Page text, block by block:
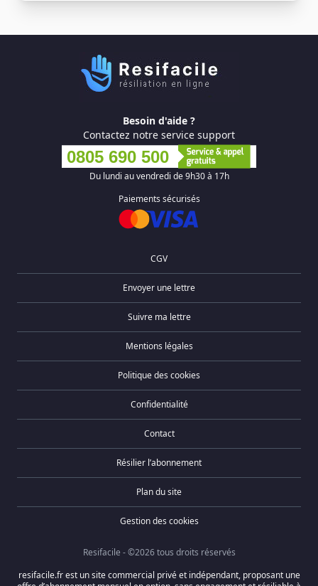
Besoin d'aide ?
Contactez notre service support
0805 690 500
Du lundi au vendredi de 9h30 à 17h
Paiements sécurisés
CGV
Envoyer une lettre
Suivre ma lettre
Mentions légales
Politique des cookies
Confidentialité
Contact
Résilier l’abonnement
Plan du site
Gestion des cookies
Resifacile - ©2026 tous droits réservés
resifacile.fr est un site commercial privé et indépendant, proposant une